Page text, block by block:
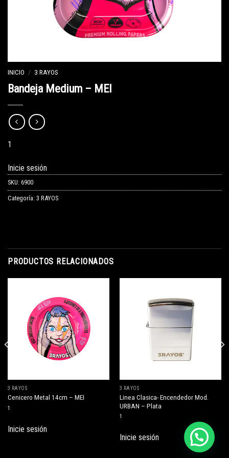
INICIO / 3 RAYOS
Bandeja Medium – MEI
1
Inicie sesión
SKU: 6900
Categoría: 3 RAYOS
PRODUCTOS RELACIONADOS
3 RAYOS
Cenicero Metal 14cm – MEI
1
Inicie sesión
3 RAYOS
Linea Clasica- Encendedor Mod.
URBAN – Plata
1
Inicie sesión